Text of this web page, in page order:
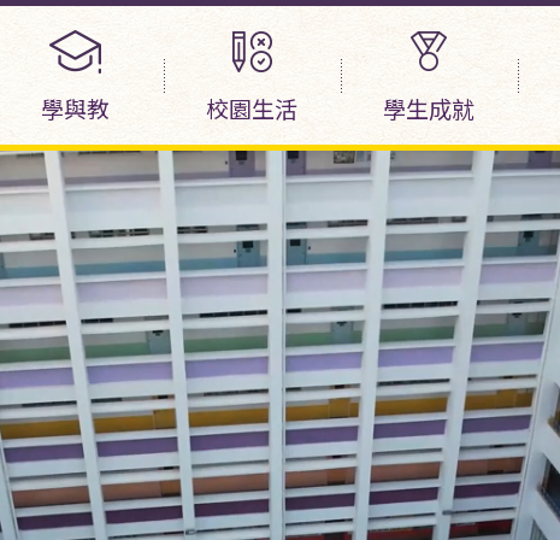
學與教 校園生活 學生成就